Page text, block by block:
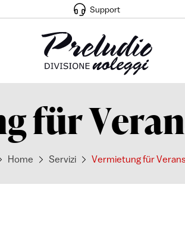
Support
für
Home Servizi Vermietung für